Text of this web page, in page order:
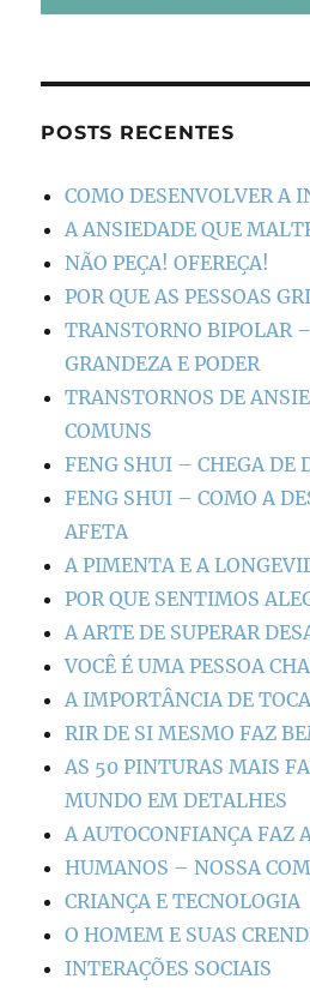
POSTS RECENTES
COMO DESENVOLVER A
A ANSIEDADE QUE
NÃO PEÇA! OFEREÇA!
POR QUE AS PESSOAS
TRANSTORNO BIPOLAR
GRANDEZA E PODER
TRANSTORNOS DE
COMUNS
FENG SHUI – CHEGA DE
FENG SHUI – COMO A
AFETA
A PIMENTA E A
POR QUE SENTIMOS
A ARTE DE SUPERAR
VOCÊ É UMA PESSOA
A IMPORTÂNCIA DE
RIR DE SI MESMO FAZ
AS 50 PINTURAS MAIS
MUNDO EM DETALHES
A AUTOCONFIANÇA FAZ
HUMANOS – NOSSA
CRIANÇA E TECNOLOGIA
O HOMEM E SUAS
INTERAÇÕES SOCIAIS